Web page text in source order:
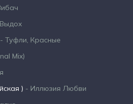
- Туфли, Красные
Mix)
) - Иллюзия Любви